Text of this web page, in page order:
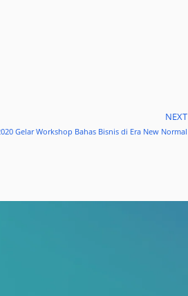
NEXT
Gelar Workshop Bahas Bisnis di Era New Normal